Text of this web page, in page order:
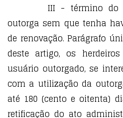
III - término do
outorga sem que tenha
de renovação. Parágrafo
deste artigo, os
usuário outorgado, se
com a utilização da
até 180 (cento e oitenta)
retificação do ato